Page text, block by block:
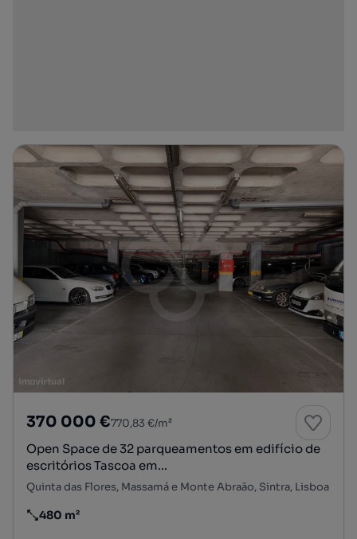
370 000 €770,83 €/m²
Open Space de 32 parqueamentos em edifício de
escritórios Tascoa em...
Quinta das Flores, Massamá e Monte Abraão, Sintra, Lisboa
Preço por metro quadrado
480 m²